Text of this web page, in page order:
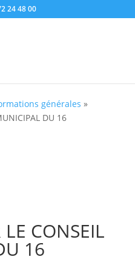
24 48 00
générales »
DU 16
CONSEIL
16